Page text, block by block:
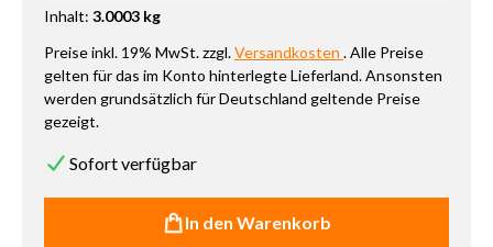
Inhalt: 3.0003 kg
Preise inkl. 19% MwSt. zzgl.Versandkosten . Alle Preise
gelten für das im Konto hinterlegte Lieferland. Ansonsten
werden grundsätzlich für Deutschland geltende Preise
gezeigt.
Sofort verfügbar
In den Warenkorb